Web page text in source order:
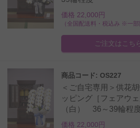
価格 22,000円
（全国配送料・税込み ※一部
ご注文はこち
商品コード: OS227
＜ご自宅専用＞供花
ッピング［フェアウ
（白） 36～39輪程
価格 22,000円